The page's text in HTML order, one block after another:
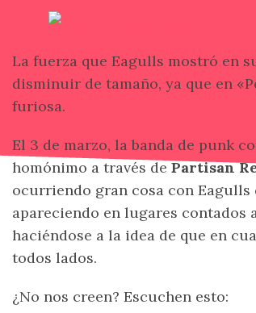
La fuerza que Eagulls mostró en
disminuir de tamaño, ya que en
furiosa.
El 3 de marzo, la banda de punk
homónimo a través dePartisan
ocurriendo gran cosa con
apareciendo en lugares contados
haciéndose a la idea de que en
todos lados.
¿No nos creen? Escuchen esto: